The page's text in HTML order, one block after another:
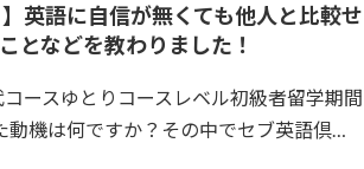
英語に自信が無くても他人と比較せ
となどを教わりました！
ースゆとりコースレベル初級者留学期間
動機は何ですか？その中でセブ英語倶…